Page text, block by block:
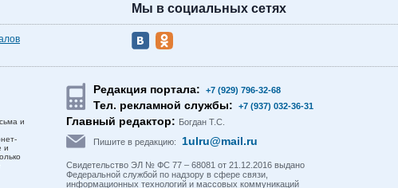
Мы в социальных сетях
и
и
Редакция портала: +7 (929) 796-32-68
Тел. рекламной службы: +7 (937) 032-36-31
Главный редактор: Богдан Т.С.
Пишите в редакцию: 1ulru@mail.ru
Свидетельство ЭЛ № ФС 77 – 68081 от 21.12.2016 выдано
Федеральной службой по надзору в сфере связи,
информационных технологий и массовых коммуникаций